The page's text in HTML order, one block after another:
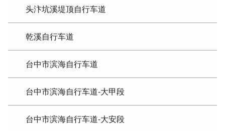
头汴坑溪堤顶自行车道
乾溪自行车道
台中市滨海自行车道
台中市滨海自行车道-大甲段
台中市滨海自行车道-大安段